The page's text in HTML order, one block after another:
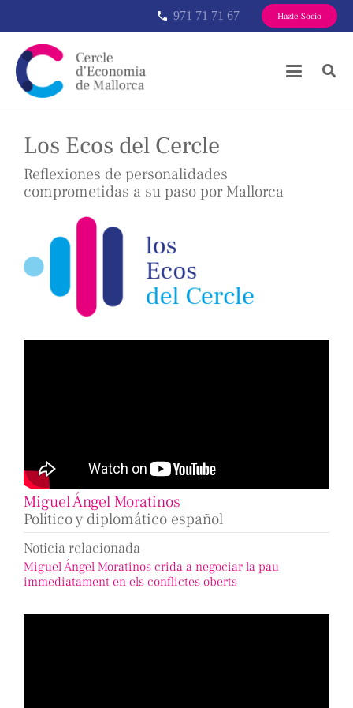
phone 971 71 71 67 Hazte Socio
Los Ecos del Cercle
Reflexiones de personalidades
comprometidas a su paso por Mallorca
Miguel Ángel Moratinos
Político y diplomático español
Noticia relacionada
Miguel Ángel Moratinos crida a negociar la pau
immediatament en els conflictes oberts